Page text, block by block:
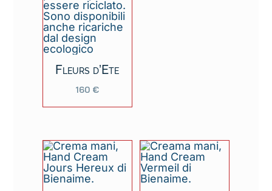
Fleurs d’Ete
160 €